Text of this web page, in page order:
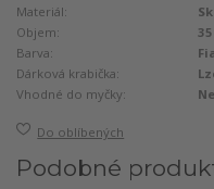
Materiál:
Objem:
Barva:
Dárková krabička:
Vhodné do myčky:
Ne
Do oblíbených
Podobné